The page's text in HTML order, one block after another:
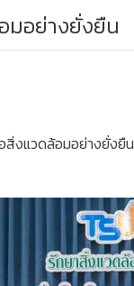
อย่างยั่งยืน
งแวดล้อมอย่างยั่งยืน